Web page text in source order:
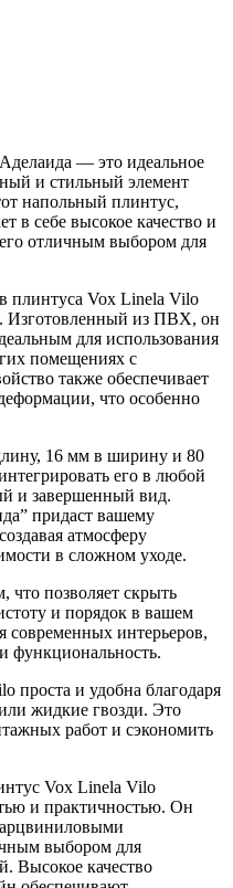
— это идеальное
и стильный элемент
напольный плинтус,
в себе высокое качество и
отличным выбором для
плинтуса Vox Linela Vilo
Изготовленный из ПВХ, он
для использования
помещениях с
также обеспечивает
что особенно
16 мм в ширину и 80
его в любой
и завершенный вид.
придаст вашему
атмосферу
в сложном уходе.
что позволяет скрыть
и порядок в вашем
современных интерьеров,
функциональность.
проста и удобна благодаря
жидкие гвозди. Это
работ и сэкономить
Vox Linela Vilo
и практичностью. Он
выбором для
Высокое качество